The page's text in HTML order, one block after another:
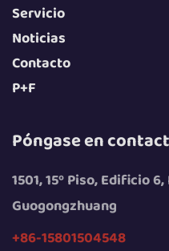
Servicio
Noticias
Contacto
P+F
Póngase en
1501, 15º Piso, Edificio
Guogongzhuang
+86-15801504548